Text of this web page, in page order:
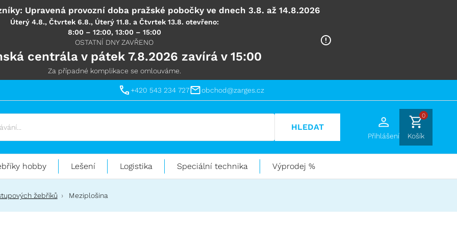
Upravená provozní doba pražské pobočky ve dnech 3.8. až 14.8.2026
Úterý 4.8., Čtvrtek 6.8., Úterý 11.8. a Čtvrtek 13.8. otevřeno:
8:00 – 12:00, 13:00 – 15:00
OSTATNÍ DNY ZAVŘENO
centrála v pátek 7.8.2026 zavírá v 15:00
Za případné komplikace se omlouváme.
+420 543 234 727 obchod@zarges.cz
HLEDAT
Přihlášení
0
Košík
hobby Lešení Logistika Speciální technika Výprodej %
žebříků Meziplošina